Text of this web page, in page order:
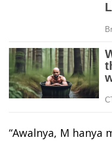
“Awalnya, M hanya